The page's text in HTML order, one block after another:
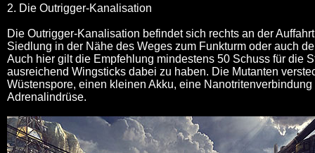
2. Die Outrigger-Kanalisation
Die Outrigger-Kanalisation befindet sich rechts an der
Siedlung in der Nähe des Weges zum Funkturm oder auch
Auch hier gilt die Empfehlung mindestens 50 Schuss für die
ausreichend Wingsticks dabei zu haben. Die Mutanten
Wüstenspore, einen kleinen Akku, eine
Adrenalindrüse.